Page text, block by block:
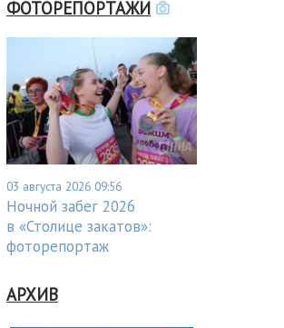
ФОТОРЕПОРТАЖИ
03 августа 2026 09:56
Ночной забег 2026
в «Столице закатов»:
фоторепортаж
АРХИВ